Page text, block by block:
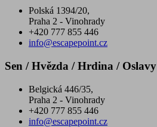
Polská 1394/20,
Praha 2 - Vinohrady
+420 777 855 446
info@escapepoint.cz
Sen / Hvězda / Hrdina / Oslavy
Belgická 446/35,
Praha 2 - Vinohrady
+420 777 855 446
info@escapepoint.cz